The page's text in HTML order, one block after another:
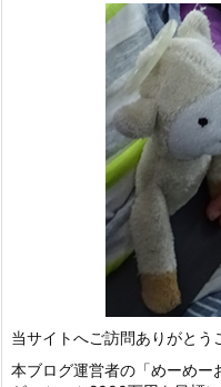
当サイトへご訪問ありがとう
本ブログ運営者の「めーめー